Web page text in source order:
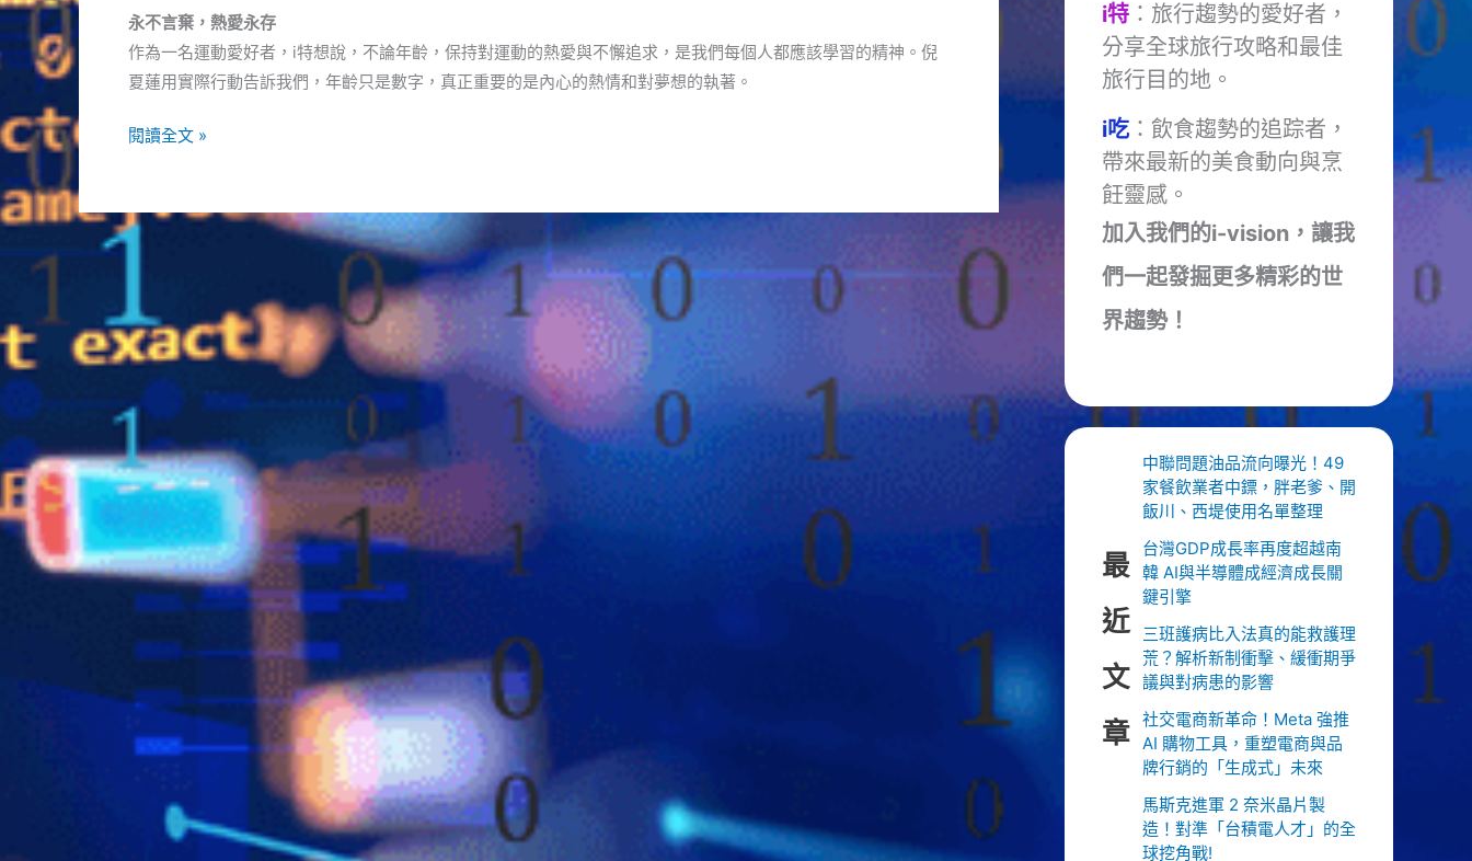
永不言棄，熱愛永存
作為一名運動愛好者，i特想說，不論年齡，保持對運動的熱愛與不懈追求，是我們每個人都應該學習的精神。倪
夏蓮用實際行動告訴我們，年齡只是數字，真正重要的是內心的熱情和對夢想的執著。
巴
運
桌
球
阿
嬤
創
傳
奇！
倪
夏
蓮
4：
擊
對
閱讀全文 »
i特：旅行趨勢的愛好者，
分享全球旅行攻略和最佳
旅行目的地。
i吃：飲食趨勢的追踪者，
帶來最新的美食動向與烹
飪靈感。
加入我們的i-vision，讓我
們一起發掘更多精彩的世
界趨勢！
最
近
文
章
中聯問題油品流向曝光！49
家餐飲業者中鏢，胖老爹、開
飯川、西堤使用名單整理
台灣GDP成長率再度超越南
韓 AI與半導體成經濟成長關
鍵引擎
三班護病比入法真的能救護理
荒？解析新制衝擊、緩衝期爭
議與對病患的影響
社交電商新革命！Meta 強推
AI 購物工具，重塑電商與品
牌行銷的「生成式」未來
馬斯克進軍 2 奈米晶片製
造！對準「台積電人才」的全
球挖角戰!